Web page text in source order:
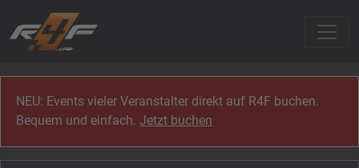
NEU: Events vieler Veranstalter direkt auf R4F buchen.
Bequem und einfach.Jetzt buchen